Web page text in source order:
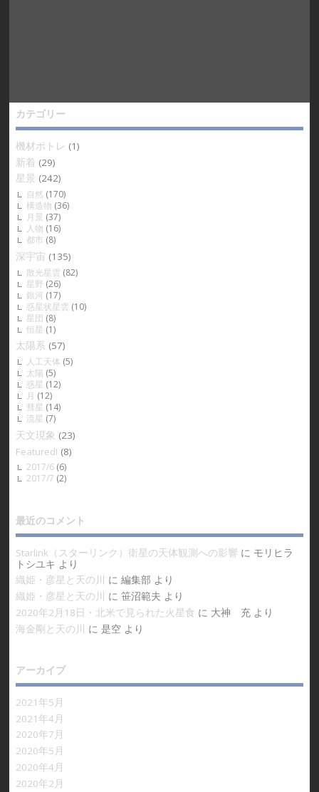
カテゴリー
機材ポトレ (1)
新着 (29)
星景 (242)
自然 (170)
構造物 (36)
月景 (37)
人物 (16)
都市 (8)
深宇宙 (135)
散光星雲 (82)
星野 (26)
銀河 (17)
惑星状星雲 (10)
星団 (8)
恒星 (1)
太陽系 (57)
人工天体 (5)
太陽 (5)
惑星 (12)
月 (12)
彗星 (14)
流星 (7)
天文現象 (23)
Featured! (8)
2017/6(6)
2017/7 (2)
最近のコメント
Starlink（スターリンク）衛星の天体観測への影響 に モリヒラ
トシユキ より
織姫・彦星と天の川
に 編集部 より
織姫・彦星と天の川
に 笹沼範夫 より
2020年2月18日・北米で見られた火星食 に 大神 充より
海金剛と天の川
に 是空より
アーカイブ
2021年5月
2021年4月
2020年7月
2020年5月
2020年4月
2020年2月